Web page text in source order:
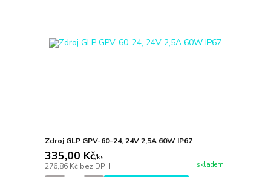
Zdroj GLP GPV-60-24, 24V 2,5A 60W IP67
335,00 Kč/ks
276,86 Kč bez DPH skladem